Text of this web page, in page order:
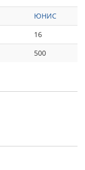
ЮНИС
16
500